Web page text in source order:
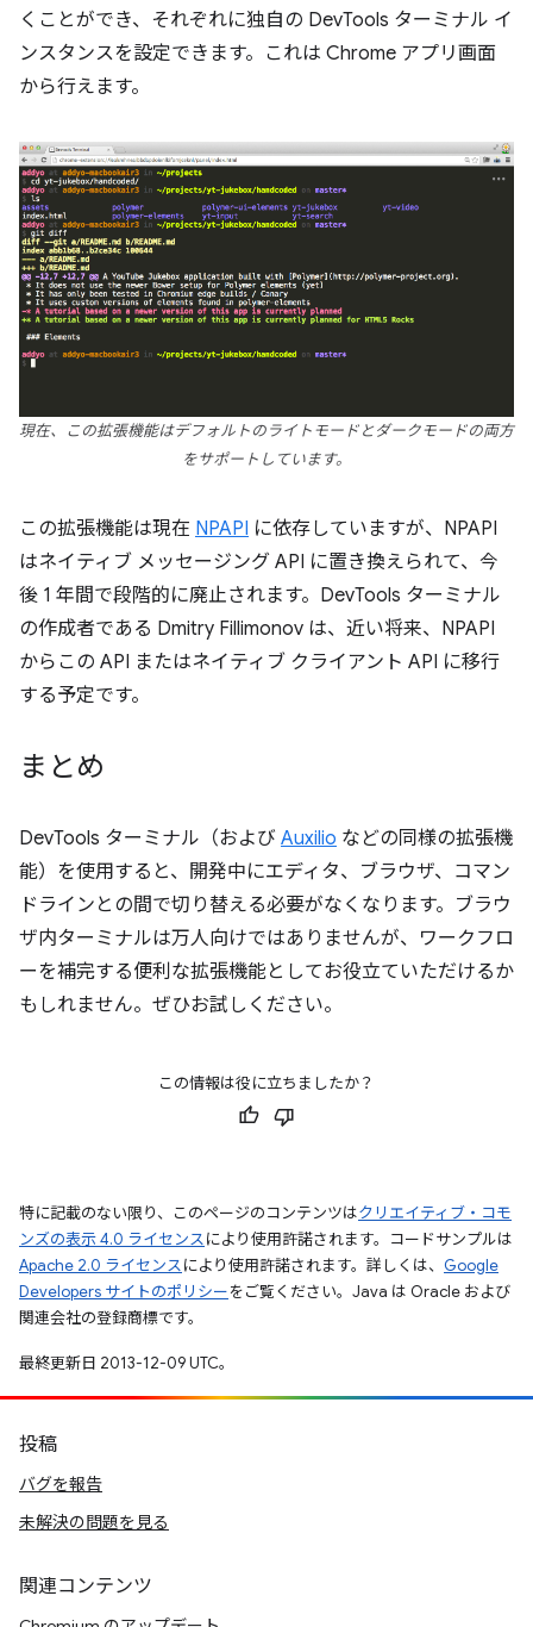
くことができ、それぞれに独自の DevTools ターミナル イ
ンスタンスを設定できます。これは Chrome アプリ画面
から行えます。
現在、この拡張機能はデフォルトのライトモードとダークモードの両方
をサポートしています。
この拡張機能は現在 NPAPI に依存していますが、NPAPI
はネイティブ メッセージング API に置き換えられて、今
後 1 年間で段階的に廃止されます。DevTools ターミナル
の作成者である Dmitry Fillimonov は、近い将来、NPAPI
からこの API またはネイティブ クライアント API に移行
する予定です。
まとめ
DevTools ターミナル（および Auxilio などの同様の拡張機
能）を使用すると、開発中にエディタ、ブラウザ、コマン
ドラインとの間で切り替える必要がなくなります。ブラウ
ザ内ターミナルは万人向けではありませんが、ワークフロ
ーを補完する便利な拡張機能としてお役立ていただけるか
もしれません。ぜひお試しください。
この情報は役に立ちましたか？
特に記載のない限り、このページのコンテンツはクリエイティブ・コモ
ンズの表示 4.0 ライセンスにより使用許諾されます。コードサンプルは
Apache 2.0 ライセンスにより使用許諾されます。詳しくは、 Google
Developers サイトのポリシーをご覧ください。Java は Oracle および
関連会社の登録商標です。
最終更新日 2013-12-09 UTC。
投稿
バグを報告
未解決の問題を見る
関連コンテンツ